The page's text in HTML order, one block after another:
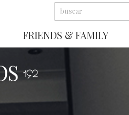
FRIENDS & FAMILY